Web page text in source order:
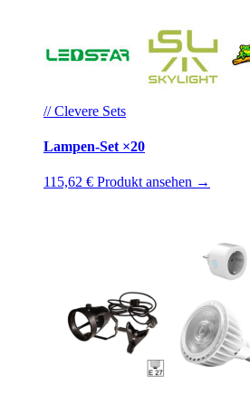
// Clevere Sets
Lampen-Set ×20
115,62 € Produkt ansehen →